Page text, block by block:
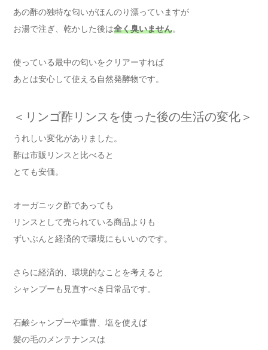
あの酢の独特な匂いがほんのり漂っていますが
お湯で注ぎ、乾かした後は全く臭いません。
使っている最中の匂いをクリアーすれば
あとは安心して使える自然発酵物です。
＜リンゴ酢リンスを使った後の生活の変化＞
うれしい変化がありました。
酢は市販リンスと比べると
とても安価。
オーガニック酢であっても
リンスとして売られている商品よりも
ずいぶんと経済的で環境にもいいのです。
さらに経済的、環境的なことを考えると
シャンプーも見直すべき日常品です。
石鹸シャンプーや重曹、塩を使えば
髪の毛のメンテナンスは